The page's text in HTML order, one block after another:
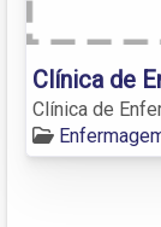
Clínica de
Clínica de